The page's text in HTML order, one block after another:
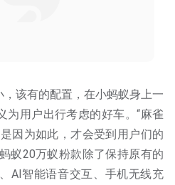
该有的配置，在小蚂蚁身上一
为用户出行考虑的好车。“麻雀
因为如此，才会受到用户们的
蚁20万蚁粉款除了保持原有的
AI智能语音交互、手机无线充